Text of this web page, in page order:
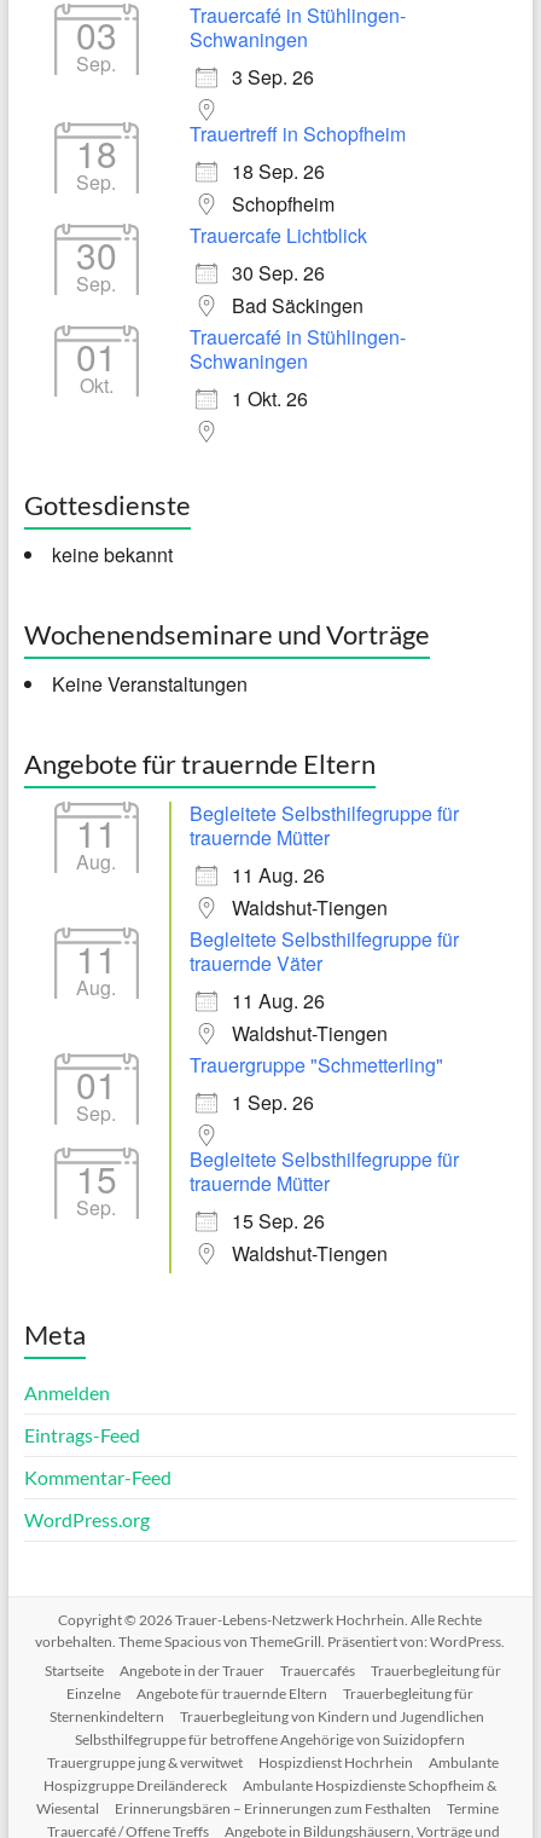
03
Sep.
Trauercafé in Stühlingen-
Schwaningen
3 Sep. 26
18
Sep.
Trauertreff in Schopfheim
18 Sep. 26
Schopfheim
30
Sep.
Trauercafe Lichtblick
30 Sep. 26
Bad Säckingen
01
Okt.
Trauercafé in Stühlingen-
Schwaningen
1 Okt. 26
Gottesdienste
keine bekannt
Wochenendseminare und Vorträge
Keine Veranstaltungen
Angebote für trauernde Eltern
11
Aug.
Begleitete Selbsthilfegruppe für
trauernde Mütter
11 Aug. 26
Waldshut-Tiengen
11
Aug.
Begleitete Selbsthilfegruppe für
trauernde Väter
11 Aug. 26
Waldshut-Tiengen
01
Sep.
Trauergruppe "Schmetterling"
1 Sep. 26
15
Sep.
Begleitete Selbsthilfegruppe für
trauernde Mütter
15 Sep. 26
Waldshut-Tiengen
Meta
Anmelden
Eintrags-Feed
Kommentar-Feed
WordPress.org
Copyright © 2026Trauer-Lebens-Netzwerk Hochrhein. Alle Rechte
vorbehalten. ThemeSpaciousvon ThemeGrill. Präsentiert von:WordPress.
Startseite
Angebote in der Trauer Trauercafés
Trauerbegleitung für
Einzelne
Angebote für trauernde Eltern
Trauerbegleitung für
Sternenkindeltern
Trauerbegleitung von Kindern und Jugendlichen
Selbsthilfegruppe für betroffene Angehörige von Suizidopfern
Trauergruppe jung & verwitwet
Hospizdienst Hochrhein
Ambulante
Hospizgruppe Dreiländereck
Ambulante Hospizdienste Schopfheim &
Wiesental
Erinnerungsbären – Erinnerungen zum Festhalten
Termine
Trauercafé / Offene Treffs
Angebote in Bildungshäusern, Vorträge und